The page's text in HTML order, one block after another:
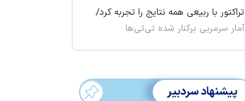
تراکتور با ربیعی همه نتایج را تجربه کرد/
آمار سرمربی برکنار شده تی‌تی‌ها
پیشنهاد سردبیر